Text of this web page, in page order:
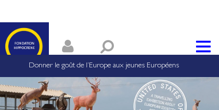
Donner le goût de l’Europe aux jeunes Européens